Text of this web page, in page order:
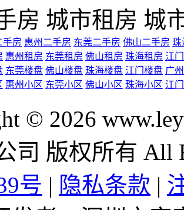
房 城市租房 城
手房 惠州二手房 东莞二手房 佛山二手房 珠
惠州租房 东莞租房 佛山租房 珠海租房 江
东莞楼盘 佛山楼盘 珠海楼盘 江门楼盘 广
惠州小区 东莞小区 佛山小区 珠海小区 江
© 2026
司 版权所有 All
号 | 隐私条款 |